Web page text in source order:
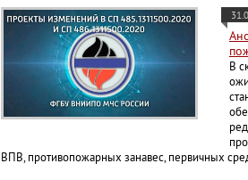
В
ВПВ, противопожарных занавес, первичных